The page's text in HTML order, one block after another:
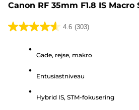
Canon RF 35mm F1.8 IS
4.6 (303)
4.6
stjerner.
anmeldelser
Gade, rejse, makro
Entusiastniveau
Hybrid IS, STM-fokusering